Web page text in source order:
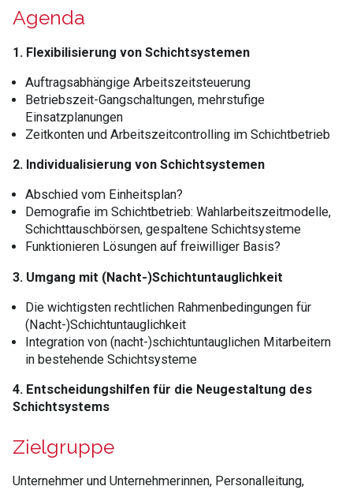
Agenda
1. Flexibilisierung von Schichtsystemen
Auftragsabhängige Arbeitszeitsteuerung
Betriebszeit-Gangschaltungen, mehrstufige
Einsatzplanungen
Zeitkonten und Arbeitszeitcontrolling im Schichtbetrieb
2. Individualisierung von Schichtsystemen
Abschied vom Einheitsplan?
Demografie im Schichtbetrieb: Wahlarbeitszeitmodelle,
Schichttauschbörsen, gespaltene Schichtsysteme
Funktionieren Lösungen auf freiwilliger Basis?
3. Umgang mit (Nacht-)Schichtuntauglichkeit
Die wichtigsten rechtlichen Rahmenbedingungen für
(Nacht-)Schichtuntauglichkeit
Integration von (nacht-)schichtuntauglichen Mitarbeitern
in bestehende Schichtsysteme
4. Entscheidungshilfen für die Neugestaltung des
Schichtsystems
Zielgruppe
Unternehmer und Unternehmerinnen, Personalleitung,